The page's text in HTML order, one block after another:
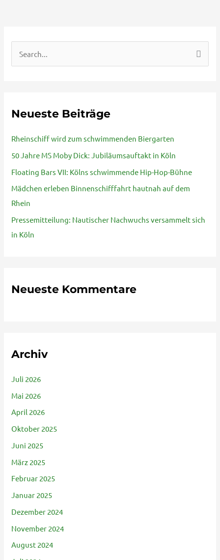
e
n
a
c
h
:
Neueste Beiträge
Rheinschiff wird zum schwimmenden Biergarten
50 Jahre MS Moby Dick: Jubiläumsauftakt in Köln
Floating Bars VII: Kölns schwimmende Hip-Hop-Bühne
Mädchen erleben Binnenschifffahrt hautnah auf dem
Rhein
Pressemitteilung: Nautischer Nachwuchs versammelt sich
in Köln
Neueste Kommentare
Archiv
Juli 2026
Mai 2026
April 2026
Oktober 2025
Juni 2025
März 2025
Februar 2025
Januar 2025
Dezember 2024
November 2024
August 2024